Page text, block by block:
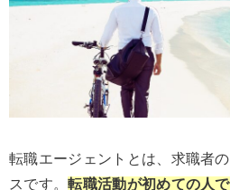
転職エージェントとは、求職者
スです。転職活動が初めての人